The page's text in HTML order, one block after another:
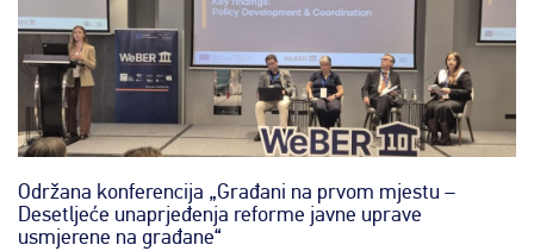
Održana konferencija „Građani na prvom mjestu –
Desetljeće unaprjeđenja reforme javne uprave
usmjerene na građane“